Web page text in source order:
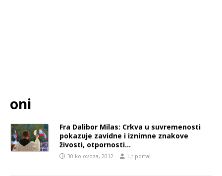
oni
Fra Dalibor Milas: Crkva u suvremenosti
pokazuje zavidne i iznimne znakove
živosti, otpornosti…
30 kolovoza, 2012 LJ::portal